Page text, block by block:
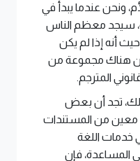
ونحن عندما يبدأ في
سيجد معظم الناس
حيث أنه إذا لم يكن
هناك مجموعة من
المترجم.
تجد أن بعض
من المستندات
خدمات اللغة
المساعدة، فإن